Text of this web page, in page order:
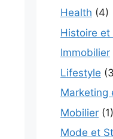
Health (4)
Histoire et
Immobilier
Lifestyle
Marketing
Mobilier (1)
Mode et